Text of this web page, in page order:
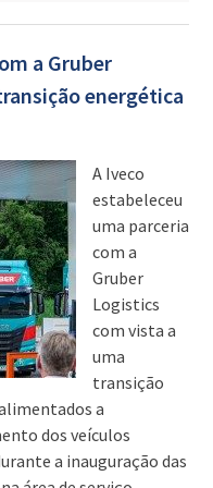
a Gruber
energética
A Iveco
estabeleceu
uma parceria
com a
Gruber
Logistics
com vista a
uma
transição
a
dos veículos
a inauguração das